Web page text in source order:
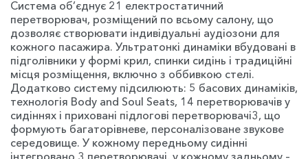
Система об’єднує 21 електростатичний
перетворювач, розміщений по всьому салону, що
дозволяє створювати індивідуальні аудіозони для
кожного пасажира. Ультратонкі динаміки вбудовані в
підголівники у формі крил, спинки сидінь і традиційні
місця розміщення, включно з оббивкою стелі.
Додатково систему підсилюють: 5 басових динаміків,
технологія Body and Soul Seats, 14 перетворювачів у
сидіннях і приховані підлогові перетворювачі3, що
формують багаторівневе, персоналізоване звукове
середовище. У кожному передньому сидінні